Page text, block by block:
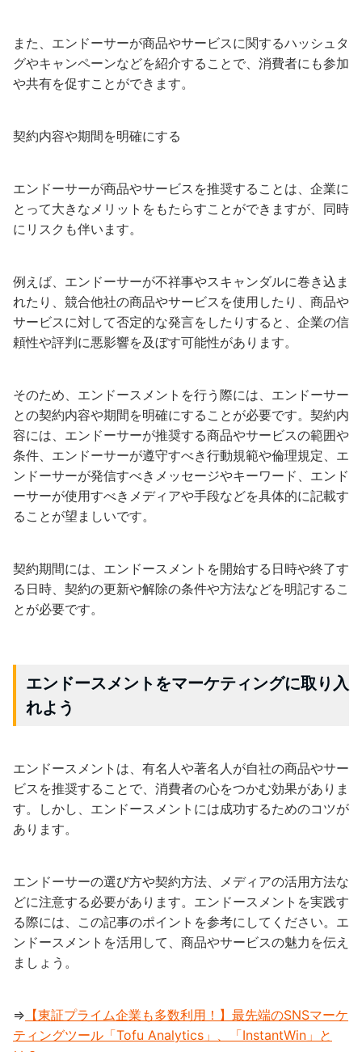
また、エンドーサーが商品やサービスに関するハッシュタ
グやキャンペーンなどを紹介することで、消費者にも参加
や共有を促すことができます。
契約内容や期間を明確にする
エンドーサーが商品やサービスを推奨することは、企業に
とって大きなメリットをもたらすことができますが、同時
にリスクも伴います。
例えば、エンドーサーが不祥事やスキャンダルに巻き込ま
れたり、競合他社の商品やサービスを使用したり、商品や
サービスに対して否定的な発言をしたりすると、企業の信
頼性や評判に悪影響を及ぼす可能性があります。
そのため、エンドースメントを行う際には、エンドーサー
との契約内容や期間を明確にすることが必要です。契約内
容には、エンドーサーが推奨する商品やサービスの範囲や
条件、エンドーサーが遵守すべき行動規範や倫理規定、エ
ンドーサーが発信すべきメッセージやキーワード、エンド
ーサーが使用すべきメディアや手段などを具体的に記載す
ることが望ましいです。
契約期間には、エンドースメントを開始する日時や終了す
る日時、契約の更新や解除の条件や方法などを明記するこ
とが必要です。
エンドースメントをマーケティングに取り入
れよう
エンドースメントは、有名人や著名人が自社の商品やサー
ビスを推奨することで、消費者の心をつかむ効果がありま
す。しかし、エンドースメントには成功するためのコツが
あります。
エンドーサーの選び方や契約方法、メディアの活用方法な
どに注意する必要があります。エンドースメントを実践す
る際には、この記事のポイントを参考にしてください。エ
ンドースメントを活用して、商品やサービスの魅力を伝え
ましょう。
⇒ 【東証プライム企業も多数利用！】最先端のSNSマーケ
ティングツール「Tofu Analytics」、「InstantWin」と